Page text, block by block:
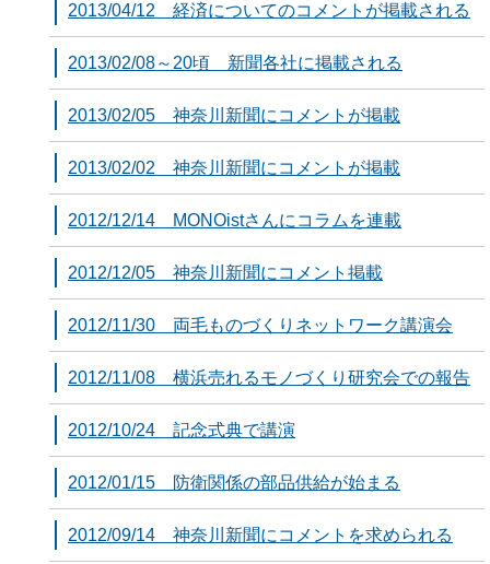
2013/04/12 経済についてのコメントが掲載される
2013/02/08～20頃 新聞各社に掲載される
2013/02/05 神奈川新聞にコメントが掲載
2013/02/02 神奈川新聞にコメントが掲載
2012/12/14 MONOistさんにコラムを連載
2012/12/05 神奈川新聞にコメント掲載
2012/11/30 両毛ものづくりネットワーク講演会
2012/11/08 横浜売れるモノづくり研究会での報告
2012/10/24 記念式典で講演
2012/01/15 防衛関係の部品供給が始まる
2012/09/14 神奈川新聞にコメントを求められる